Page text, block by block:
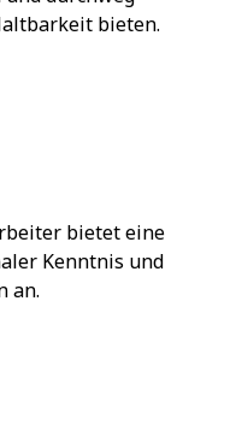
bieten.
bietet eine
Kenntnis und
an.